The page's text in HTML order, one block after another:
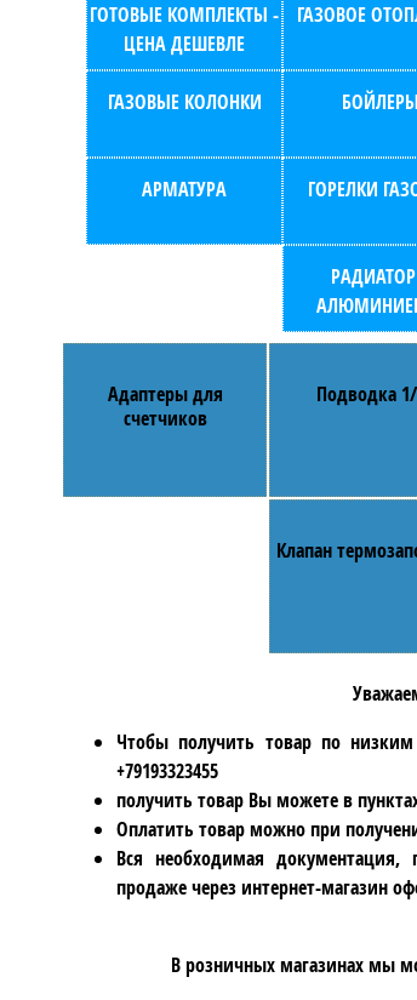
ГОТОВЫЕ КОМПЛЕКТЫ -
ЦЕНА ДЕШЕВЛЕ
ГАЗОВОЕ
ГАЗОВЫЕ КОЛОНКИ БОЙЛЕРЫ
АРМАТУРА ГОРЕЛКИ
Адаптеры для
счетчиков
Подводка
Клапан
Чтобы получить товар по
+79193323455
получить товар Вы можете в
Оплатить товар можно при
Вся необходимая документация,
продаже через интернет-магазин
В розничных магазинах мы